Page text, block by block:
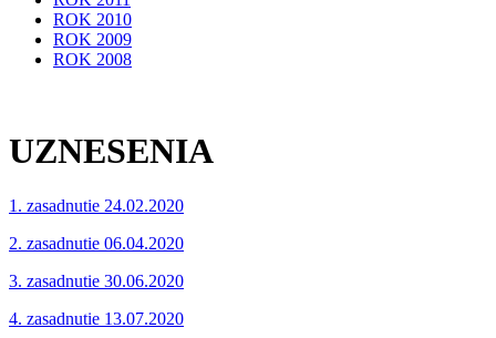
ROK 2010
ROK 2009
ROK 2008
UZNESENIA
1. zasadnutie 24.02.2020
2. zasadnutie 06.04.2020
3. zasadnutie 30.06.2020
4. zasadnutie 13.07.2020